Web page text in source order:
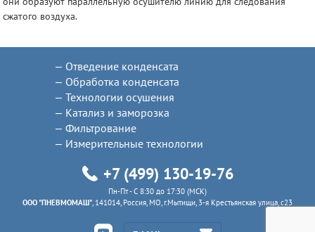
сжатого воздуха.
Отведение конденсата
Обработка конденсата
Технологии осушения
Катализ и заморозка
Фильтрование
Измерительные технологии
+7 (499) 130-19-76
Пн-Пт - C 8:30 до 17:30 (МСК)
ООО "ПНЕВМОМАШ" , 141014, Россия, МО, г.Мытищи, 3-я Крестьянская улица, с23